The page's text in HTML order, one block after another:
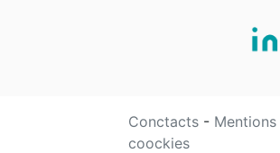
Conctacts -
coockies